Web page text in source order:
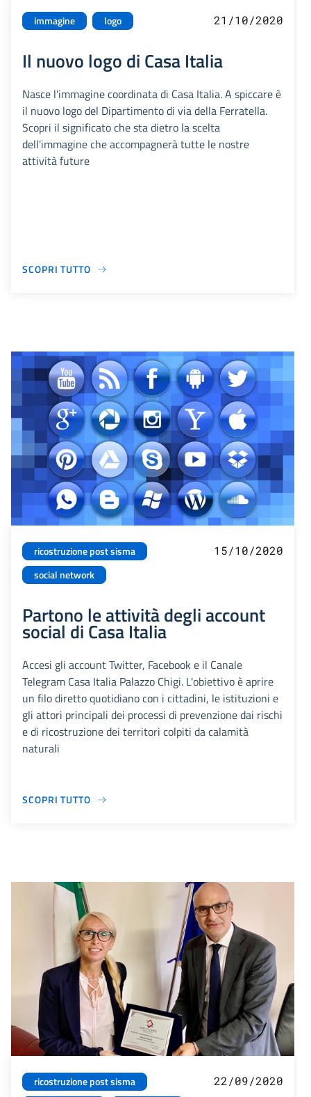
immagine logo 21/10/2020
Il nuovo logo di Casa Italia
Nasce l'immagine coordinata di Casa Italia. A spiccare è
il nuovo logo del Dipartimento di via della Ferratella.
Scopri il significato che sta dietro la scelta
dell'immagine che accompagnerà tutte le nostre
attività future
SCOPRI TUTTO
ricostruzione post sisma
social network
15/10/2020
Partono le attività degli account
social di Casa Italia
Accesi gli account Twitter, Facebook e il Canale
Telegram Casa Italia Palazzo Chigi. L'obiettivo è aprire
un filo diretto quotidiano con i cittadini, le istituzioni e
gli attori principali dei processi di prevenzione dai rischi
e di ricostruzione dei territori colpiti da calamità
naturali
SCOPRI TUTTO
ricostruzione post sisma
22/09/2020